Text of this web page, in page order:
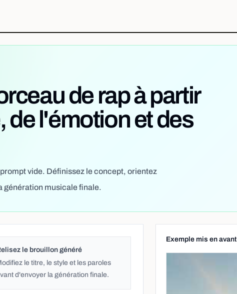
de rap à partir
de l'émotion et des
vide. Définissez le concept, orientez
génération musicale finale.
le brouillon généré
le titre, le style et les paroles
d'envoyer la génération finale.
Exemple mis en avant